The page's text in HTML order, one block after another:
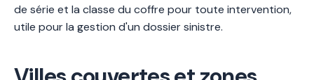
de série et la classe du coffre pour toute intervention,
utile pour la gestion d'un dossier sinistre.